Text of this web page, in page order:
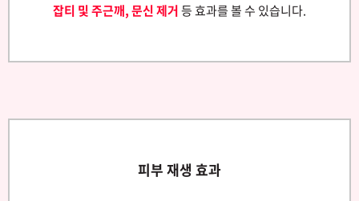
잡티 및 주근깨, 문신 제거등 효과를 볼 수 있습니다.
피부 재생 효과